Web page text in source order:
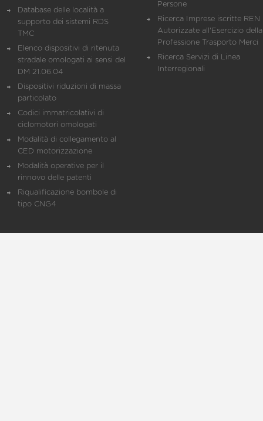
Database delle località a
supporto dei sistemi RDS
TMC
Elenco dispositivi di ritenuta
stradale omologati ai sensi del
DM 21.06.04
Dispositivi riduzioni di massa
particolato
Codici immatricolativi di
ciclomotori omologati
Modalità di collegamento al
CED motorizzazione
Modalità operative per il
rinnovo delle patenti
Riqualificazione bombole di
tipo CNG4
Persone
Ricerca Imprese iscritte REN
Autorizzate all'Esercizio della
Professione Trasporto Merci
Ricerca Servizi di Linea
Interregionali